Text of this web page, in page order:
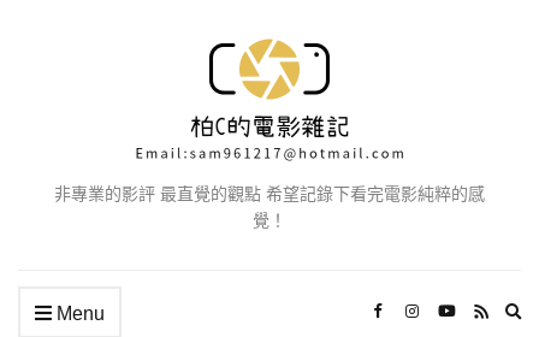
非專業的影評 最直覺的觀點 希望記錄下看完電影純粹的感
覺！
Menu